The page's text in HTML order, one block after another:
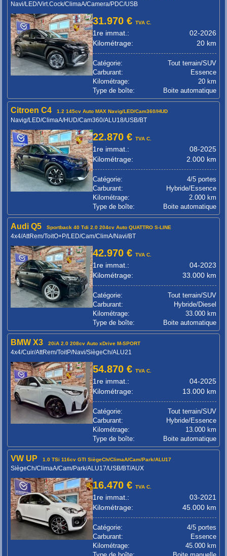
Navi/LED/Virt.Cock/ClimaA/Camera/PDC/USB
31.970 €TVA C.
1re immat.:
02-2026
Kilométrage:
20 km
Catégorie:
Tout terrain/SUV
Carburant:
Essence
Kilométrage:
20 km
Type de boîte:
Boite automatique
Citroen C4 1.2 145cv Auto MAX Navig/LED/Cam360/HUD
Navig/LED/ClimaA/HUD/Cam360/ALU18/USB/BT
22.870 €TVA C.
1re immat.:
08-2025
Kilométrage:
2.000 km
Catégorie:
4/5 portes
Carburant:
Hybride/Essence
Kilométrage:
2.000 km
Type de boîte:
Boite automatique
Audi Q5 Sportback 40 Tdi 2.0 204cv Auto QUATTRO S-LINE
4x4/AttRem/ToitO+P/LED/Cam/ClimA/Navi/BT
42.970 €TVA C.
1re immat.:
04-2023
Kilométrage:
33.000 km
Catégorie:
Tout terrain/SUV
Carburant:
Hybride/Diesel
Kilométrage:
33.000 km
Type de boîte:
Boite automatique
BMW X3 20iA 2.0 208cv Auto xDrive M-SPORT
4x4/Cuir/AttRem/ToitP/Navi/SiègeCh/ALU21
54.870 €TVA C.
1re immat.:
04-2025
Kilométrage:
13.000 km
Catégorie:
Tout terrain/SUV
Carburant:
Hybride/Essence
Kilométrage:
13.000 km
Type de boîte:
Boite automatique
VW UP 1.0 TSi 116cv GTI SiègeCh/ClimaA/Cam/Park/ALU17
SiègeCh/ClimaA/Cam/Park/ALU17/USB/BT/AUX
16.470 €TVA C.
1re immat.:
03-2021
Kilométrage:
45.000 km
Catégorie:
4/5 portes
Carburant:
Essence
Kilométrage:
45.000 km